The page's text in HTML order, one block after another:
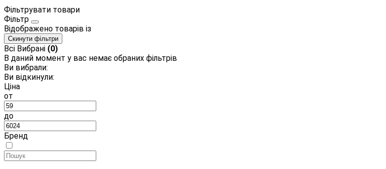
Фільтрувати товари
Фільтр
Відображено товарів із
Скинути фільтри
Всі Вибрані (0)
В даний момент у вас немає обраних фільтрів
Ви вибрали:
Ви відкинули:
Ціна
от
до
Бренд